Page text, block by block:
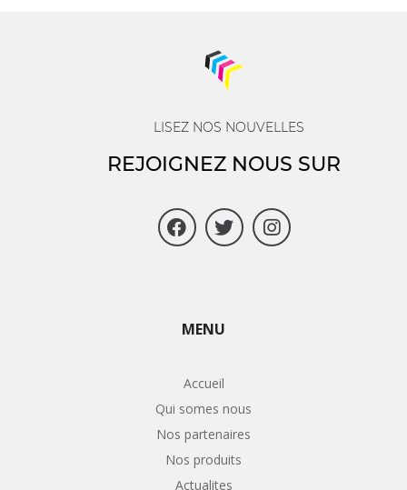
LISEZ NOS NOUVELLES
REJOIGNEZ NOUS SUR
MENU
Accueil
Qui somes nous
Nos partenaires
Nos produits
Actualites